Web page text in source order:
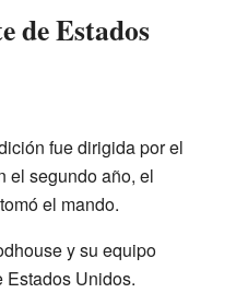
de Estados
fue dirigida por el
el segundo año, el
el mando.
y su equipo
Estados Unidos.